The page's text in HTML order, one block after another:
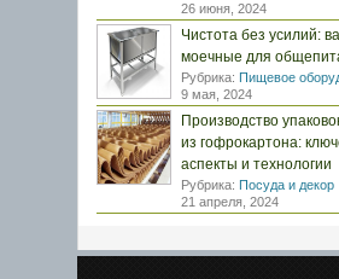
26 июня, 2024
Чистота без усилий:
моечные для
Рубрика: Пищевое
9 мая, 2024
Производство
из гофрокартона:
аспекты и технологии
Рубрика: Посуда и декор
21 апреля, 2024